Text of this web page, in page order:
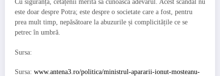
Cu siguranță, cetățenii merită să cunoască adevărul. Acest scandal nu
este doar despre Potra; este despre o societate care a fost, pentru
prea mult timp, nepăsătoare la abuzurile și complicitățile ce se
petrec în umbră.
Sursa:
Sursa: www.antena3.ro/politica/ministrul-apararii-ionut-mosteanu-